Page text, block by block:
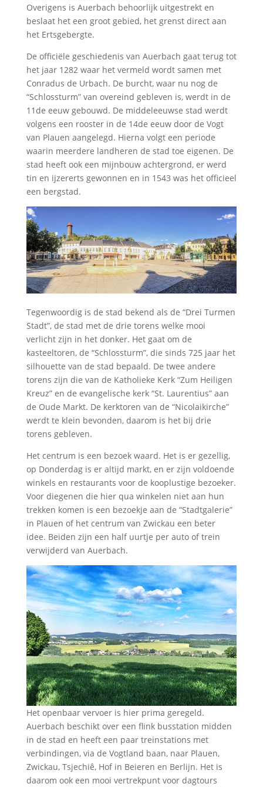
Overigens is Auerbach behoorlijk uitgestrekt en
beslaat het een groot gebied, het grenst direct aan
het Ertsgebergte.
De officiële geschiedenis van Auerbach gaat terug tot
het jaar 1282 waar het vermeld wordt samen met
Conradus de Urbach. De burcht, waar nu nog de
“Schlossturm” van overeind gebleven is, werdt in de
11de eeuw gebouwd. De middeleeuwse stad werdt
volgens een rooster in de 14de eeuw door de Vogt
van Plauen aangelegd. Hierna volgt een periode
waarin meerdere landheren de stad toe eigenen. De
stad heeft ook een mijnbouw achtergrond, er werd
tin en ijzererts gewonnen en in 1543 was het officieel
een bergstad.
Tegenwoordig is de stad bekend als de “Drei Turmen
Stadt”, de stad met de drie torens welke mooi
verlicht zijn in het donker. Het gaat om de
kasteeltoren, de “Schlossturm”, die sinds 725 jaar het
silhouette van de stad bepaald. De twee andere
torens zijn die van de Katholieke Kerk “Zum Heiligen
Kreuz” en de evangelische kerk “St. Laurentius” aan
de Oude Markt. De kerktoren van de “Nicolaikirche”
werdt te klein bevonden, daarom is het bij drie
torens gebleven.
Het centrum is een bezoek waard. Het is er gezellig,
op Donderdag is er altijd markt, en er zijn voldoende
winkels en restaurants voor de kooplustige bezoeker.
Voor diegenen die hier qua winkelen niet aan hun
trekken komen is een bezoekje aan de “Stadtgalerie”
in Plauen of het centrum van Zwickau een beter
idee. Beiden zijn een half uurtje per auto of trein
verwijderd van Auerbach.
Het openbaar vervoer is hier prima geregeld.
Auerbach beschikt over een flink busstation midden
in de stad en heeft een paar treinstations met
verbindingen, via de Vogtland baan, naar Plauen,
Zwickau, Tsjechiê, Hof in Beieren en Berlijn. Het is
daarom ook een mooi vertrekpunt voor dagtours